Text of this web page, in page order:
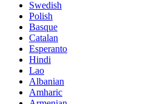
Swedish
Polish
Basque
Catalan
Esperanto
Hindi
Lao
Albanian
Amharic